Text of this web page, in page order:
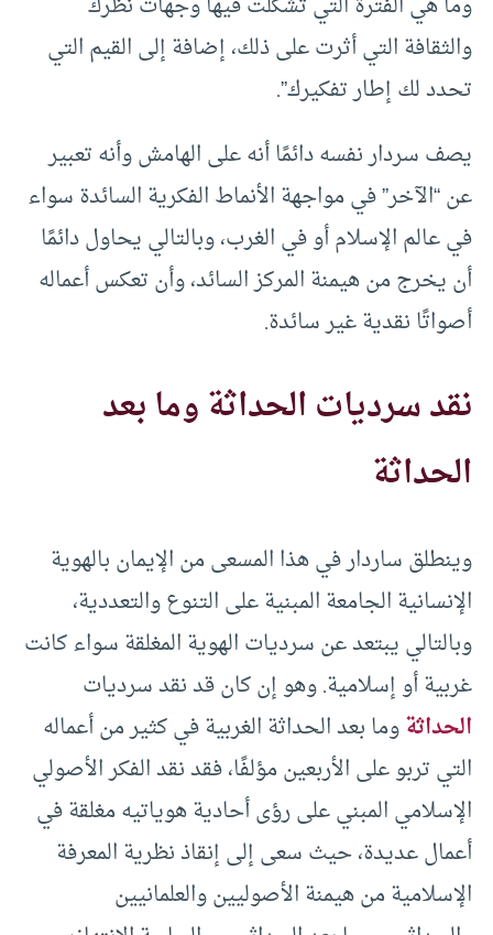
والثقافة التي أثرت على ذلك، إضافة إلى القيم التي
تحدد لك إطار تفكيرك”.
يصف سردار نفسه دائمًا أنه على الهامش وأنه تعبير
عن “الآخر” في مواجهة الأنماط الفكرية السائدة سواء
في عالم الإسلام أو في الغرب، وبالتالي يحاول دائمًا
أن يخرج من هيمنة المركز السائد، وأن تعكس أعماله
أصواتًا نقدية غير سائدة.
نقد سرديات الحداثة وما بعد
الحداثة
وينطلق ساردار في هذا المسعى من الإيمان بالهوية
الإنسانية الجامعة المبنية على التنوع والتعددية،
وبالتالي يبتعد عن سرديات الهوية المغلقة سواء كانت
غربية أو إسلامية. وهو إن كان قد نقد سرديات
الحداثةوما بعد الحداثة الغربية في كثير من أعماله
التي تربو على الأربعين مؤلفًا، فقد نقد الفكر الأصولي
الإسلامي المبني على رؤى أحادية هوياتيه مغلقة في
أعمال عديدة، حيث سعى إلى إنقاذ نظرية المعرفة
الإسلامية من هيمنة الأصوليين والعلمانيين